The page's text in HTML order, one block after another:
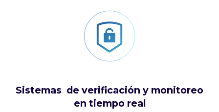
Sistemas de verificación y monitoreo
en tiempo real